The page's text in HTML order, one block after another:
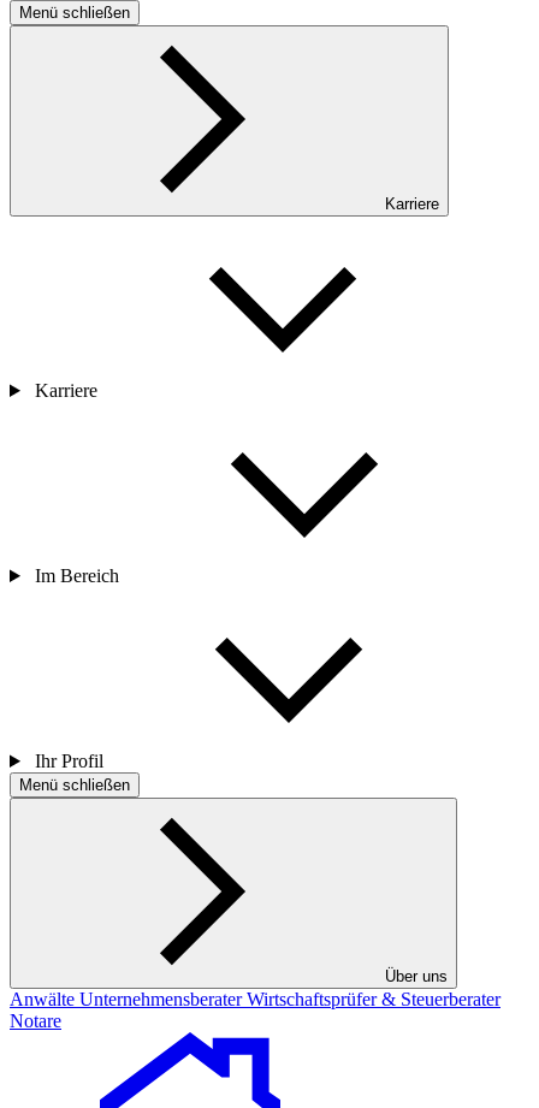
Menü schließen
Karriere
Karriere
Im Bereich
Ihr Profil
Menü schließen
Über uns
Anwälte UnternehmensberaterWirtschaftsprüfer & Steuerberater
Notare